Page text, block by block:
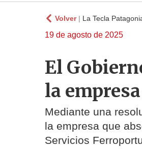
Volver| La Tecla
19 de agosto de 2025
El
la
Mediante una
la empresa que
Servicios